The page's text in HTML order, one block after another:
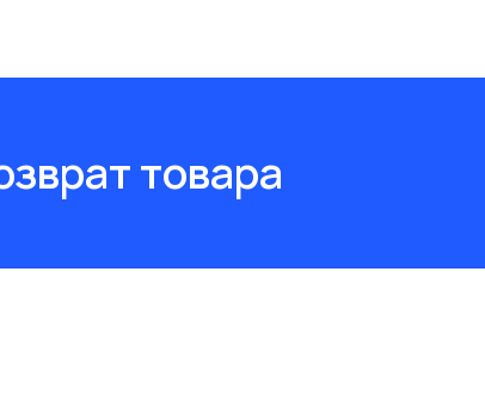
товара